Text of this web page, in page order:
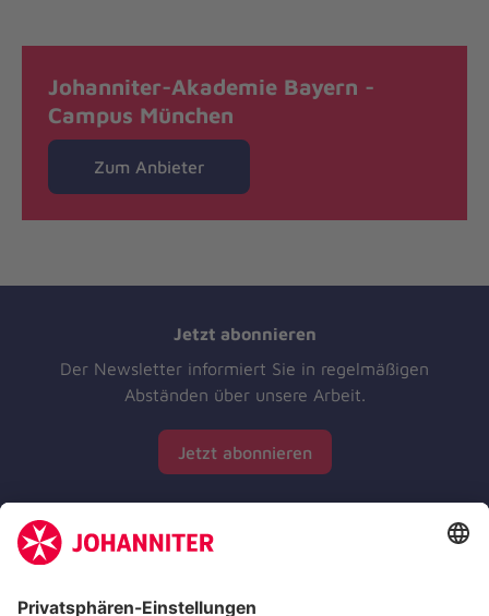
Johanniter-Akademie Bayern -
Campus München
Zum Anbieter
Jetzt abonnieren
Der Newsletter informiert Sie in regelmäßigen
Abständen über unsere Arbeit.
Jetzt abonnieren
Zertifizierung der Johanniter-Unfall-Hilfe e.V.